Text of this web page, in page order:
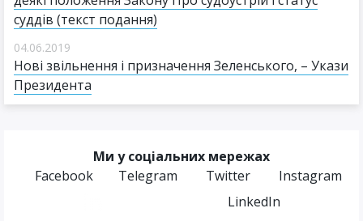
суддів (текст подання)
04.06.2019
Нові звільнення і призначення Зеленського, – Укази
Президента
Ми у соціальних мережах
Facebook
Telegram Twitter
Instagram
LinkedIn